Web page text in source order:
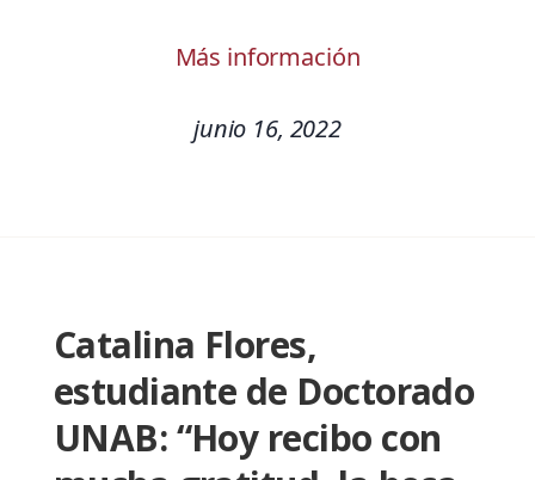
Más información
junio 16, 2022
Catalina Flores,
estudiante de Doctorado
UNAB: “Hoy recibo con